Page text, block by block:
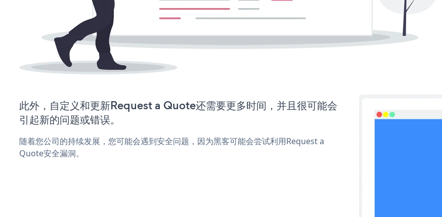
此外，自定义和更新Request a Quote还需要更多时间，并且很可能会
引起新的问题或错误。
随着您公司的持续发展，您可能会遇到安全问题，因为黑客可能会尝试利用Request a
Quote安全漏洞。